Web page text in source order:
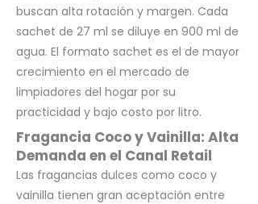
buscan alta rotación y margen. Cada
sachet de 27 ml se diluye en 900 ml de
agua. El formato sachet es el de mayor
crecimiento en el mercado de
limpiadores del hogar por su
practicidad y bajo costo por litro.
Fragancia Coco y Vainilla: Alta
Demanda en el Canal Retail
Las fragancias dulces como coco y
vainilla tienen gran aceptación entre